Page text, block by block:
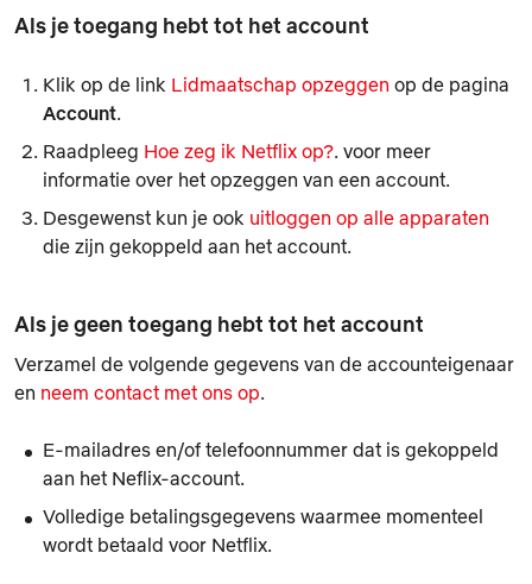
Als je toegang hebt tot het account
Klik op de link Lidmaatschap opzeggen op de pagina
Account.
Raadpleeg Hoe zeg ik Netflix op?. voor meer
informatie over het opzeggen van een account.
Desgewenst kun je ook uitloggen op alle apparaten
die zijn gekoppeld aan het account.
Als je geen toegang hebt tot het account
Verzamel de volgende gegevens van de accounteigenaar
en neem contact met ons op.
E-mailadres en/of telefoonnummer dat is gekoppeld
aan het Neflix-account.
Volledige betalingsgegevens waarmee momenteel
wordt betaald voor Netflix.